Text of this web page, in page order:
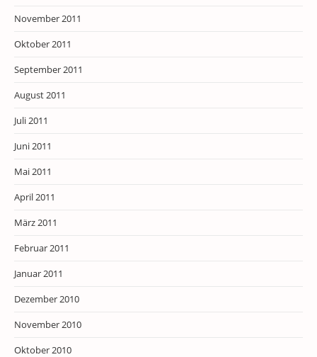
November 2011
Oktober 2011
September 2011
August 2011
Juli 2011
Juni 2011
Mai 2011
April 2011
März 2011
Februar 2011
Januar 2011
Dezember 2010
November 2010
Oktober 2010